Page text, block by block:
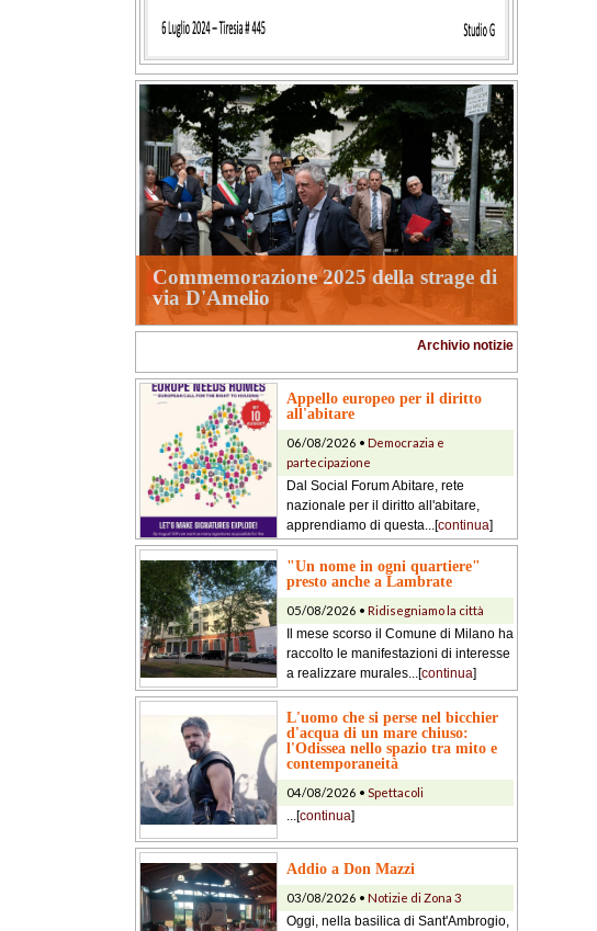
Commemorazione 2025 della strage di
via D'Amelio
Archivio notizie
Appello europeo per il diritto
all'abitare
06/08/2026 • Democrazia e
partecipazione
Dal Social Forum Abitare, rete
nazionale per il diritto all'abitare,
apprendiamo di questa...[continua]
"Un nome in ogni quartiere"
presto anche a Lambrate
05/08/2026 • Ridisegniamo la città
Il mese scorso il Comune di Milano ha
raccolto le manifestazioni di interesse
a realizzare murales...[continua]
L'uomo che si perse nel bicchier
d'acqua di un mare chiuso:
l'Odissea nello spazio tra mito e
contemporaneità
04/08/2026 • Spettacoli
...[continua]
Addio a Don Mazzi
03/08/2026 • Notizie di Zona 3
Oggi, nella basilica di Sant'Ambrogio,